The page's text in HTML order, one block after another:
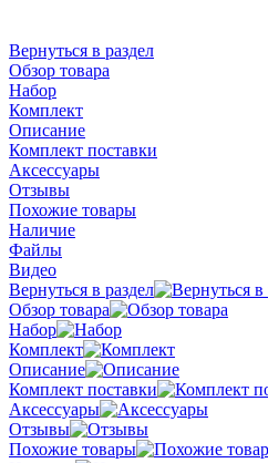
Вернуться в раздел
Обзор товара
Набор
Комплект
Описание
Комплект поставки
Аксессуары
Отзывы
Похожие товары
Наличие
Файлы
Видео
Вернуться в раздел
Обзор товара
Набор
Комплект
Описание
Комплект поставки
Аксессуары
Отзывы
Похожие товары